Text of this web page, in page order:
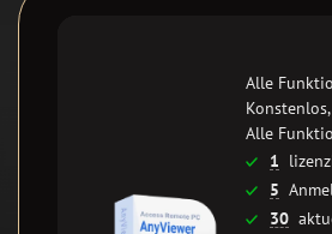
Alle
Alle
1
5
30